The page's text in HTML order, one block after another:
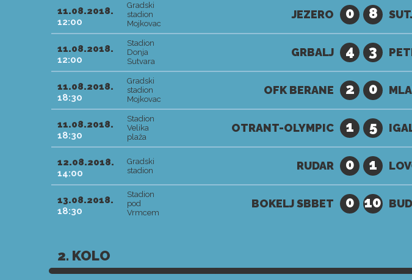
11.08.2018.
12:00
Gradski
stadion
Mojkovac
JEZERO 0 8
11.08.2018.
12:00
Stadion
Donja
Sutvara
GRBALJ 4 3
11.08.2018.
18:30
Gradski
stadion
Mojkovac
OFK BERANE 2 0
11.08.2018.
18:30
Stadion
Velika
plaža
OTRANT-OLYMPIC 1 5
12.08.2018.
14:00
Gradski
stadion
RUDAR 0 1
13.08.2018.
18:30
Stadion
pod
Vrmcem
BOKELJ SBBET 0 10
2. KOLO